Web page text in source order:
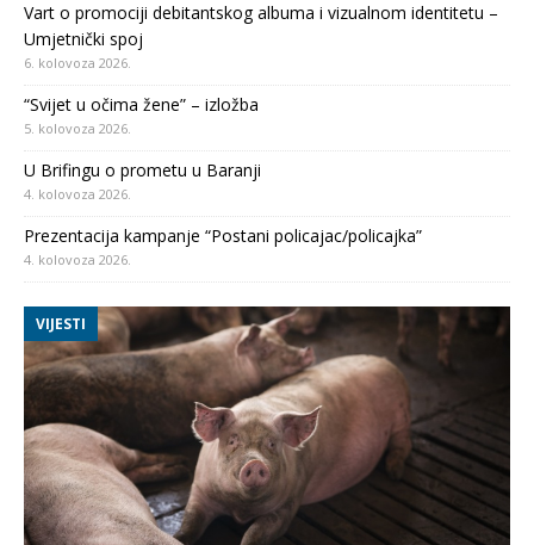
Vart o promociji debitantskog albuma i vizualnom identitetu –
Umjetnički spoj
6. kolovoza 2026.
“Svijet u očima žene” – izložba
5. kolovoza 2026.
U Brifingu o prometu u Baranji
4. kolovoza 2026.
Prezentacija kampanje “Postani policajac/policajka”
4. kolovoza 2026.
VIJESTI